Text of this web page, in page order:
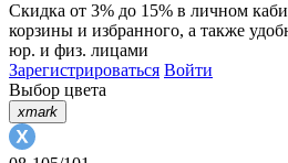
Скидка от 3% до 15% в личном
корзины и избранного, а также
юр. и физ. лицами
Зарегистрироваться Войти
Выбор цвета
xmark